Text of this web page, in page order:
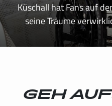
Küschall hat Fans auf
seine Träume
GEH
DANMARK
DEUTSCHLAND
INTERNATIONAL